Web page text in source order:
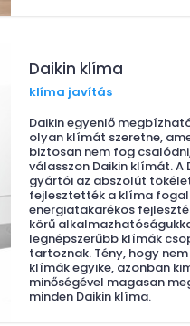
Daikin klíma
klíma javítás
Daikin egyenlő
olyan klímát szeretne,
biztosan nem fog
válasszon Daikin klímát. A
gyártói az abszolút
fejlesztették a klíma
energiatakarékos
körű
legnépszerűbb klímák
tartoznak. Tény, hogy
klímák egyike, azonban
minőségével magasan
minden Daikin klíma.